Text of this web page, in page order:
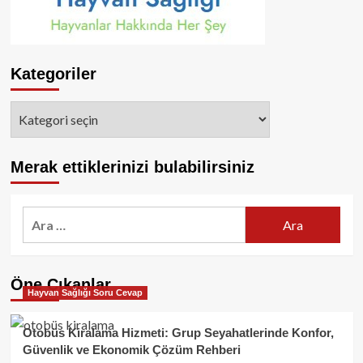
Kategoriler
Merak ettiklerinizi bulabilirsiniz
Öne Çıkanlar
Hayvan Sağlığı Soru Cevap
Otobüs Kiralama Hizmeti: Grup Seyahatlerinde Konfor,
Güvenlik ve Ekonomik Çözüm Rehberi